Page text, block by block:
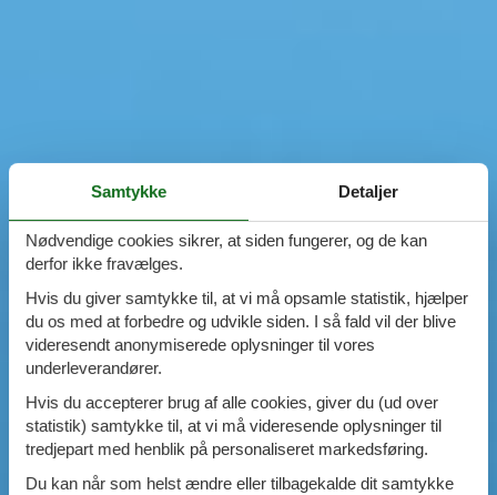
Samtykke Detaljer
Nødvendige cookies sikrer, at siden fungerer, og de kan
derfor ikke fravælges.
Hvis du giver samtykke til, at vi må opsamle statistik, hjælper
du os med at forbedre og udvikle siden. I så fald vil der blive
videresendt anonymiserede oplysninger til vores
underleverandører.
Hvis du accepterer brug af alle cookies, giver du (ud over
statistik) samtykke til, at vi må videresende oplysninger til
tredjepart med henblik på personaliseret markedsføring.
Du kan når som helst ændre eller tilbagekalde dit samtykke